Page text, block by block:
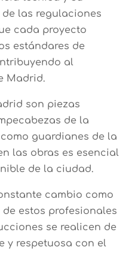
las regulaciones
cada proyecto
estándares de
al
Madrid.
son piezas
de la
guardianes de la
las obras es esencial
de la ciudad.
cambio como
estos profesionales
se realicen de
y respetuosa con el